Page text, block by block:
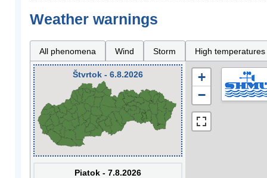
Weather warnings
All phenomena Wind Storm High temperatures
Štvrtok - 6.8.2026
Piatok - 7.8.2026
+
−